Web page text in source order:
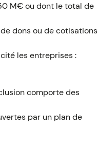
M€ ou dont le total de
dons ou de cotisations
les entreprises :
comporte des
par un plan de